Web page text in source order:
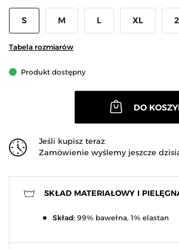
S M L XL
Tabela rozmiarów
Produkt dostępny
DO
Jeśli kupisz teraz
Zamówienie wyślemy jeszcze
SKŁAD MATERIAŁOWY I
Skład: 99% bawełna, 1% elastan